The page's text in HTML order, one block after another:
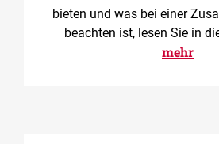
bieten und was bei einer
beachten ist, lesen Sie in
mehr